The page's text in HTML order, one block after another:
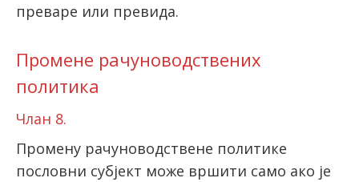
преваре или превида.
Промене рачуноводствених
политика
Члан 8.
Промену рачуноводствене политике
пословни субјект може вршити само ако је